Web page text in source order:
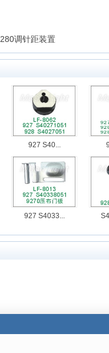
调针距装置
927 S40...
927 S4033...